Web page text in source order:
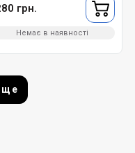
грн.
Немає в наявності
ще